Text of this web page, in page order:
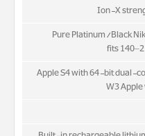
Ion-X